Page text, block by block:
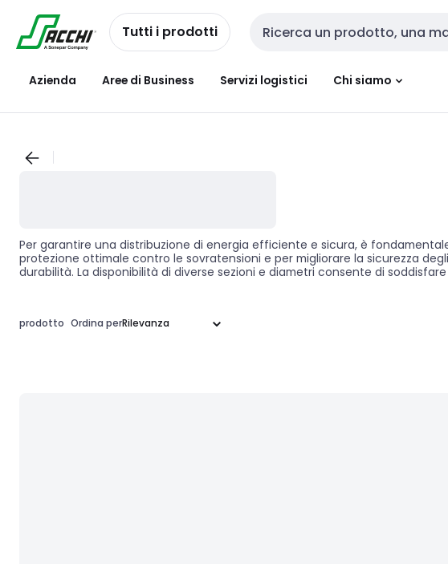
navigazione
Salta al
contenutoTutti i prodotti Cerca input
Azienda Aree di Business Servizi logistici Chi siamo
Per garantire una distribuzione di energia efficiente e sicura, è
protezione ottimale contro le sovratensioni e per migliorare la sicurezza
durabilità. La disponibilità di diverse sezioni e diametri consente di
prodotto Ordina per